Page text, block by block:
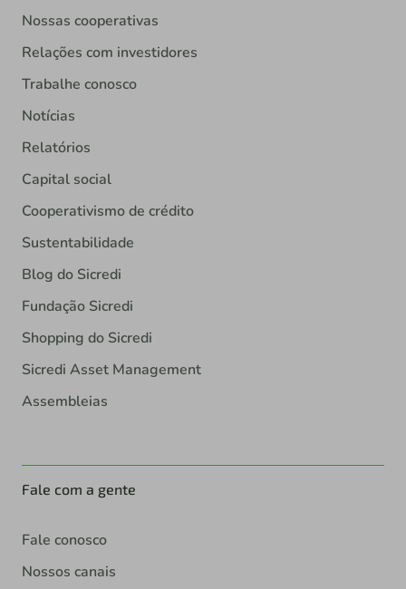
Nossas cooperativas
Relações com investidores
Trabalhe conosco
Notícias
Relatórios
Capital social
Cooperativismo de crédito
Sustentabilidade
Blog do Sicredi
Fundação Sicredi
Shopping do Sicredi
Sicredi Asset Management
Assembleias
Fale com a gente
Fale conosco
Nossos canais